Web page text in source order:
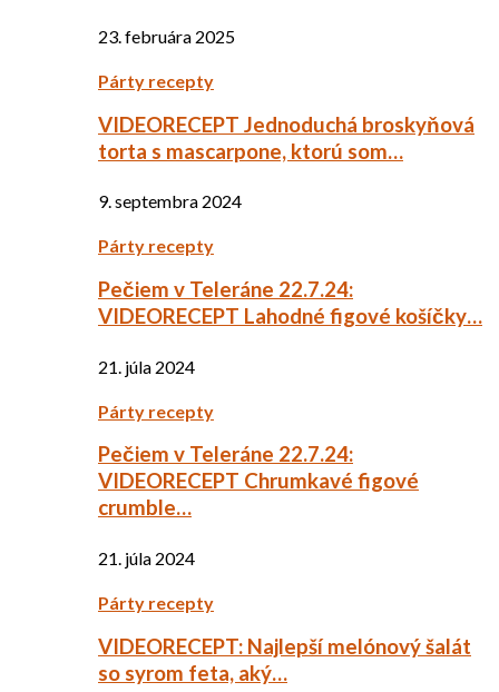
23. februára 2025
Párty recepty
VIDEORECEPT Jednoduchá broskyňová
torta s mascarpone, ktorú som…
9. septembra 2024
Párty recepty
Pečiem v Teleráne 22.7.24:
VIDEORECEPT Lahodné figové košíčky…
21. júla 2024
Párty recepty
Pečiem v Teleráne 22.7.24:
VIDEORECEPT Chrumkavé figové
crumble…
21. júla 2024
Párty recepty
VIDEORECEPT: Najlepší melónový šalát
so syrom feta, aký…